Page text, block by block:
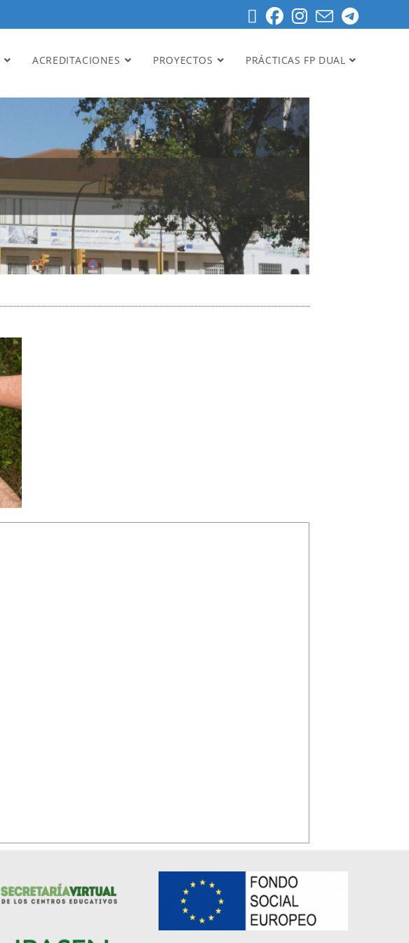
ACREDITACIONES PROYECTOS PRÁCTICAS FP DUAL